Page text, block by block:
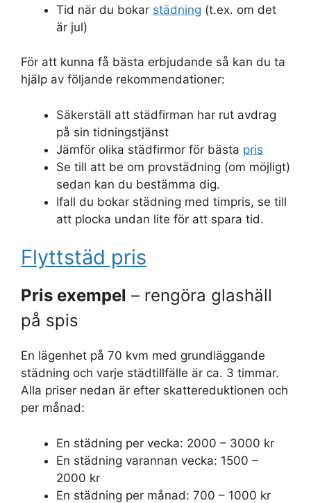
Tid när du bokar städning (t.ex. om det
är jul)
För att kunna få bästa erbjudande så kan du ta
hjälp av följande rekommendationer:
Säkerställ att städfirman har rut avdrag
på sin tidningstjänst
Jämför olika städfirmor för bästa pris
Se till att be om provstädning (om möjligt)
sedan kan du bestämma dig.
Ifall du bokar städning med timpris, se till
att plocka undan lite för att spara tid.
Flyttstäd pris
Pris exempel – rengöra glashäll
på spis
En lägenhet på 70 kvm med grundläggande
städning och varje städtillfälle är ca. 3 timmar.
Alla priser nedan är efter skattereduktionen och
per månad:
En städning per vecka: 2000 – 3000 kr
En städning varannan vecka: 1500 –
2000 kr
En städning per månad: 700 – 1000 kr